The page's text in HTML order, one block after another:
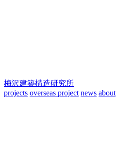
梅沢建築構造研究所
projects overseas project news about